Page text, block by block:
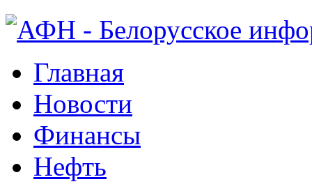
Главная
Новости
Финансы
Нефть